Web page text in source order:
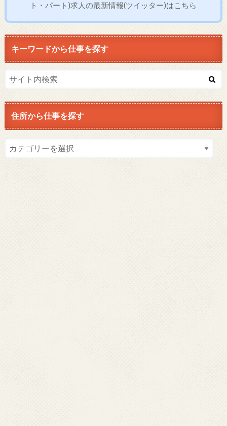
ト・パート)求人の最新情報(ツイッター)はこちら
キーワードから仕事を探す
住所から仕事を探す